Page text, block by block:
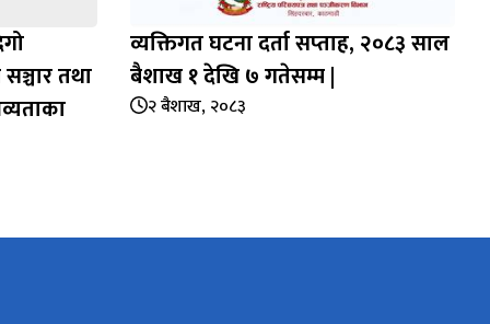
तथा
व्यक्तिगत घटना दर्ता सप्‍ताह, २०८३ साल
बैशाख १ देखि ७ गतेसम्म |
२ बैशाख, २०८३